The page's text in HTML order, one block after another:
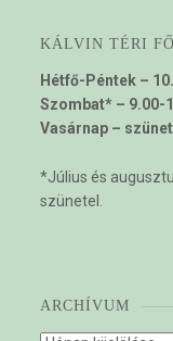
KÁLVIN TÉRI
Hétfő-Péntek –
Szombat* – 9.00-
Vasárnap –
*Július és
szünetel.
ARCHÍVUM